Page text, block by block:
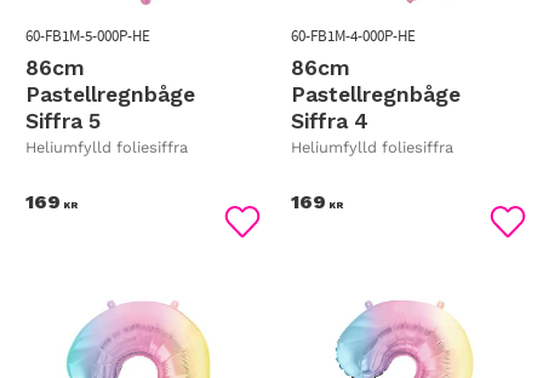
86cm
Pastellregnbåge
Siffra 5
Heliumfylld foliesiffra
60-FB1M-5-000P-HE
169 KR
Lägg till i favoriter
86cm
Pastellregnbåge
Siffra 4
Heliumfylld foliesiffra
60-FB1M-4-000P-HE
169 KR